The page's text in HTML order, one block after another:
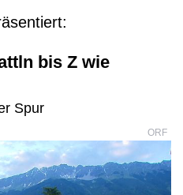
bis Z wie
Spur
ORF